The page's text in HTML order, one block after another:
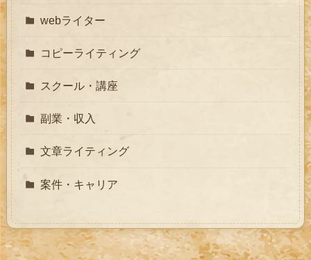
webライター
コピーライティング
スクール・講座
副業・収入
文章ライティング
案件・キャリア